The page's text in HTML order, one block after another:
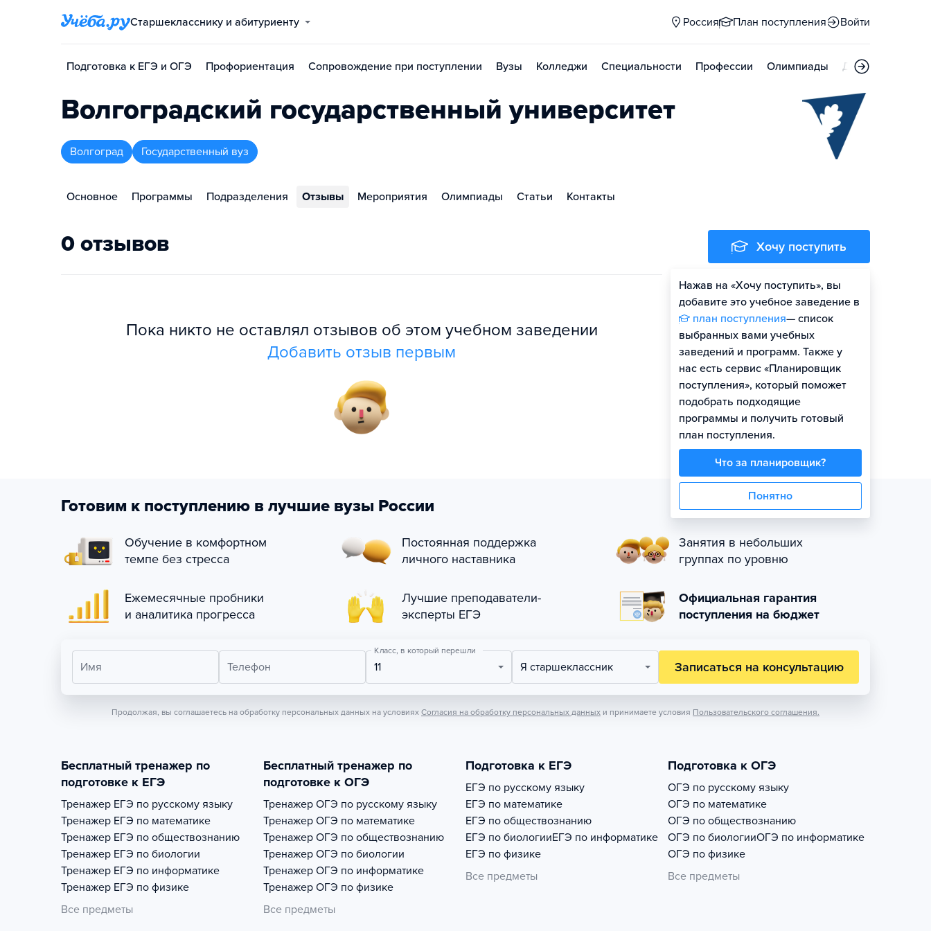
Старшекласснику и абитуриенту Россия План поступления Войти
Подготовка к ЕГЭ и ОГЭ Профориентация Сопровождение при поступлении Вузы Колледжи Специальности Профессии Олимпиады Дни открытых
Волгоградский государственный университет
Волгоград Государственный вуз
Основное Программы Подразделения Отзывы Мероприятия Олимпиады Статьи Контакты
0 отзывов
Пока никто не оставлял отзывов об этом учебном заведении
Добавить отзыв первым
Хочу поступить
Нажав на «Хочу поступить», вы
добавите это учебное заведение в
план поступления— список
выбранных вами учебных
заведений и программ. Также у
нас есть сервис «Планировщик
поступления», который поможет
подобрать подходящие
программы и получить готовый
план поступления.
Что за планировщик?
Понятно
Оценить шансы
Готовим к поступлению в лучшие вузы России
Обучение в комфортном
темпе без стресса
Постоянная поддержка
личного наставника
Занятия в небольших
группах по уровню
Ежемесячные пробники
и аналитика прогресса
Лучшие преподаватели-
эксперты ЕГЭ
Официальная гарантия
поступления на бюджет
Имя Телефон
Класс, в который перешли
11 Я старшеклассник Записаться на консультацию
Продолжая, вы соглашаетесь на обработку персональных данных на условиях Согласия на обработку персональных данных и принимаете условия Пользовательского соглашения.
Бесплатный тренажер по
подготовке к ЕГЭ
Тренажер ЕГЭ по русскому языку
Тренажер ЕГЭ по математике
Тренажер ЕГЭ по обществознанию
Тренажер ЕГЭ по биологии
Тренажер ЕГЭ по информатике
Тренажер ЕГЭ по физике
Все предметы
Бесплатный тренажер по
подготовке к ОГЭ
Тренажер ОГЭ по русскому языку
Тренажер ОГЭ по математике
Тренажер ОГЭ по обществознанию
Тренажер ОГЭ по биологии
Тренажер ОГЭ по информатике
Тренажер ОГЭ по физике
Все предметы
Подготовка к ЕГЭ
ЕГЭ по русскому языку
ЕГЭ по математике
ЕГЭ по обществознанию
ЕГЭ по биологииЕГЭ по информатике
ЕГЭ по физике
Все предметы
Подготовка к ОГЭ
ОГЭ по русскому языку
ОГЭ по математике
ОГЭ по обществознанию
ОГЭ по биологииОГЭ по информатике
ОГЭ по физике
Все предметы